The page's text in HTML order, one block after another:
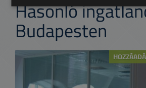
Hasonló
Budapesten